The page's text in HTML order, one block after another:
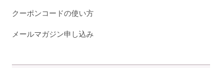
クーポンコードの使い方
メールマガジン申し込み